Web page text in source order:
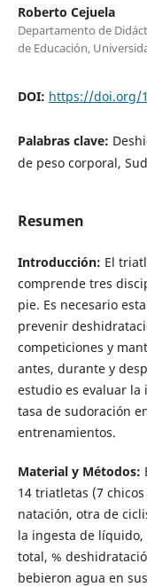
Roberto Cejuela
Departamento de
de Educación,
DOI: https://doi.org/
Palabras clave:
de peso corporal,
Resumen
Introducción: El
comprende tres
pie. Es necesario
prevenir
competiciones y
antes, durante y
estudio es evaluar
tasa de sudoración
entrenamientos.
Material y Métodos:
14 triatletas (7
natación, otra de
la ingesta de
total, %
bebieron agua en